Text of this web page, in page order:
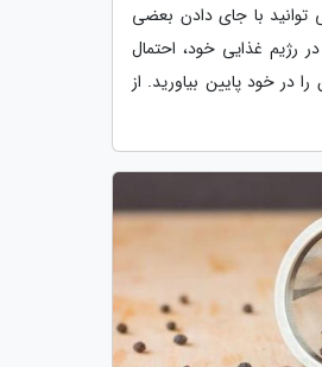
توانید با جای دادن بعضی
رژیم غذایی خود، احتمال
را در خود پایین بیاورید. از